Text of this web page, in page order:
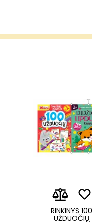
RINKINYS 100
UŽDUOČIŲ